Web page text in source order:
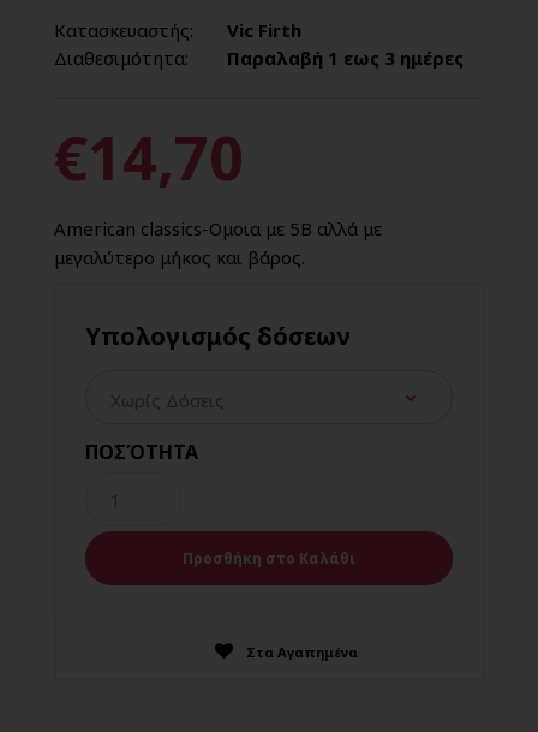
Κατασκευαστής:
Vic Firth
Διαθεσιμότητα:
Παραλαβή 1 εως 3 ημέρες
€14,70
American classics-Ομοια με 5Β αλλά με
μεγαλύτερο μήκος και βάρος.
Υπολογισμός δόσεων
ΠΟΣΌΤΗΤΑ
Στα Αγαπημένα